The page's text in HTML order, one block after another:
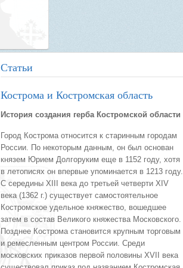
Статьи
Кострома и Костромская область
История создания герба Костромской области
Город Кострома относится к старинным городам
России. По некоторым данным, он был основан
князем Юрием Долгоруким еще в 1152 году, хотя
в летописях он впервые упоминается в 1213 году.
С середины XIII века до третьей четверти XIV
века (1362 г.) существует самостоятельное
Костромское удельное княжество, вошедшее
затем в состав Великого княжества Московского.
Позднее Кострома становится крупным торговым
и ремесленным центром России. Среди
московских приказов первой половины XVII века